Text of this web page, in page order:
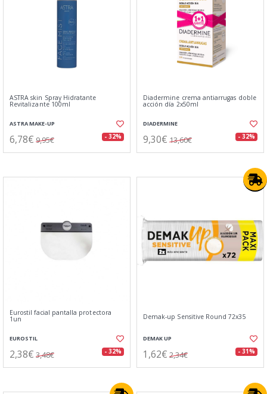
ASTRA skin Spray Hidratante
Revitalizante 100ml
ASTRA MAKE-UP
6,78€ 9,95€ - 32%
Diadermine crema antiarrugas doble
acción dí­a 2x50ml
DIADERMINE
9,30€ 13,60€ - 32%
Eurostil facial pantalla protectora
1un
EUROSTIL
2,38€ 3,48€ - 32%
Demak-up Sensitive Round 72x35
DEMAK UP
1,62€ 2,34€ - 31%